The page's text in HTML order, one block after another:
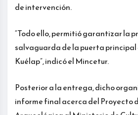
de intervención.
“Todo ello, permitió garantizar la
salvaguarda de la puerta
Kuélap”, indicó el Mincetur.
Posterior a la entrega, dicho
informe final acerca del Proyecto